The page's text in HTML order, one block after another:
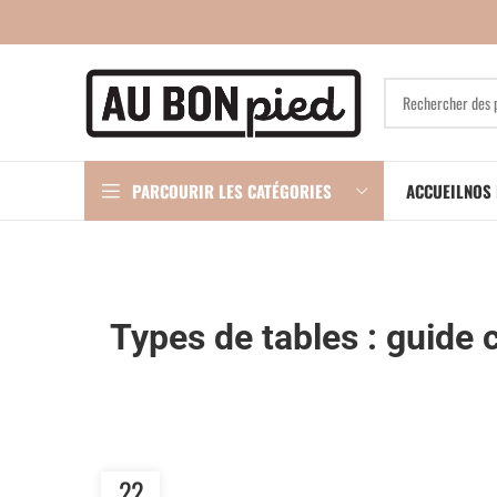
PARCOURIR LES CATÉGORIES ACCUEIL
Types de tables : guide